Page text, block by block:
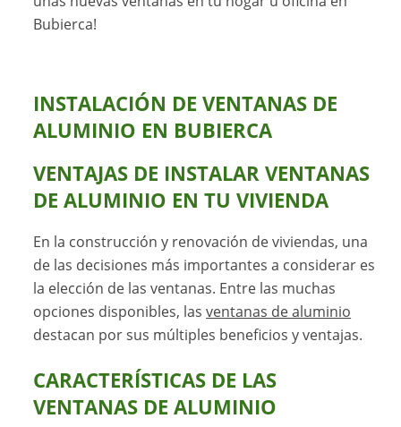
Bubierca!
INSTALACIÓN DE VENTANAS DE
ALUMINIO EN BUBIERCA
VENTAJAS DE INSTALARVENTANAS
DE ALUMINIO EN TU VIVIENDA
En la construcción y renovación de viviendas, una
de las decisiones más importantes a considerar es
la elección de las ventanas. Entre las muchas
opciones disponibles, lasventanas de aluminio
destacan por sus múltiples beneficios y ventajas.
CARACTERÍSTICAS DE LAS
VENTANAS DE ALUMINIO